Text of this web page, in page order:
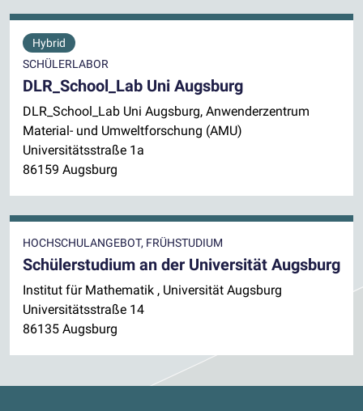
Hybrid
SCHÜLERLABOR
DLR_School_Lab Uni Augsburg
DLR_School_Lab Uni Augsburg, Anwenderzentrum
Material- und Umweltforschung (AMU)
Universitätsstraße 1a
86159 Augsburg
HOCHSCHULANGEBOT, FRÜHSTUDIUM
Schülerstudium an der Universität Augsburg
Institut für Mathematik , Universität Augsburg
Universitätsstraße 14
86135 Augsburg